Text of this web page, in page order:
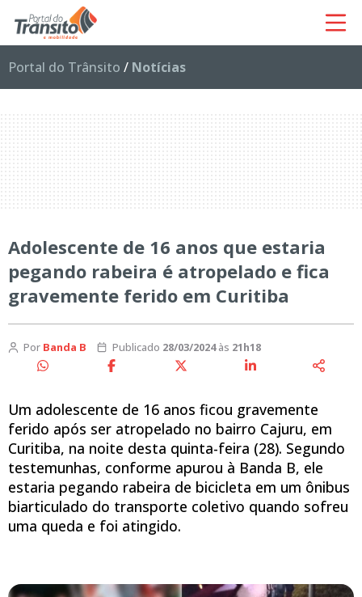
Portal do Trânsito / Notícias
Adolescente de 16 anos que estaria
pegando rabeira é atropelado e fica
gravemente ferido em Curitiba
Por Banda B Publicado 28/03/2024às 21h18
Um adolescente de 16 anos ficou gravemente
ferido após ser atropelado no bairro Cajuru, em
Curitiba, na noite desta quinta-feira (28). Segundo
testemunhas, conforme apurou à Banda B, ele
estaria pegando rabeira de bicicleta em um ônibus
biarticulado do transporte coletivo quando sofreu
uma queda e foi atingido.